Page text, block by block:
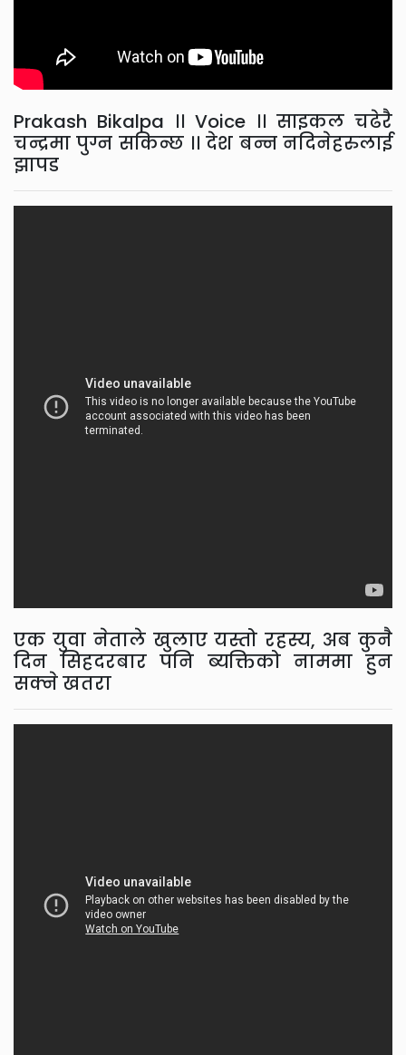
Prakash Bikalpa ।। Voice ।। साइकल चढेरै
चन्द्रमा पुग्न सकिन्छ ।। देश बन्न नदिनेहरुलाई
झापड
एक युवा नेताले खुलाए यस्तो रहस्य, अब कुनै
दिन सिहदरबार पनि ब्यक्तिको नाममा हुन
सक्ने खतरा